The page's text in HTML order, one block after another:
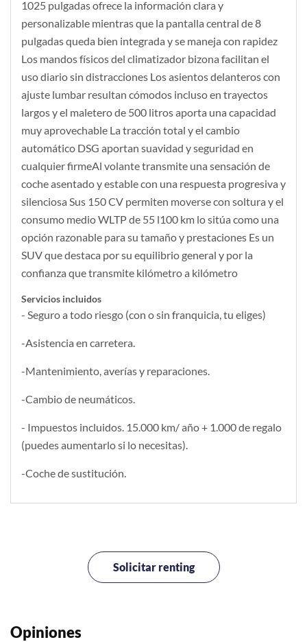
1025 pulgadas ofrece la información clara y
personalizable mientras que la pantalla central de 8
pulgadas queda bien integrada y se maneja con rapidez
Los mandos físicos del climatizador bizona facilitan el
uso diario sin distracciones Los asientos delanteros con
ajuste lumbar resultan cómodos incluso en trayectos
largos y el maletero de 500 litros aporta una capacidad
muy aprovechable La tracción total y el cambio
automático DSG aportan suavidad y seguridad en
cualquier firmeAl volante transmite una sensación de
coche asentado y estable con una respuesta progresiva y
silenciosa Sus 150 CV permiten moverse con soltura y el
consumo medio WLTP de 55 l100 km lo sitúa como una
opción razonable para su tamaño y prestaciones Es un
SUV que destaca por su equilibrio general y por la
confianza que transmite kilómetro a kilómetro
Servicios incluidos
- Seguro a todo riesgo (con o sin franquicia, tu eliges)
-Asistencia en carretera.
-Mantenimiento, averías y reparaciones.
-Cambio de neumáticos.
- Impuestos incluidos. 15.000 km/ año + 1.000 de regalo
(puedes aumentarlo si lo necesitas).
-Coche de sustitución.
Solicitar renting
Opiniones